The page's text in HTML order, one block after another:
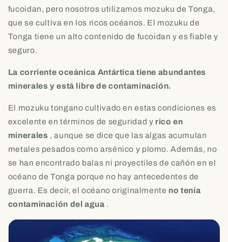
fucoidan, pero nosotros utilizamos mozuku de Tonga,
que se cultiva en los ricos océanos. El mozuku de
Tonga tiene un alto contenido de fucoidan y es fiable y
seguro.
La corriente oceánica Antártica tiene abundantes
minerales y está libre de contaminación.
El mozuku tongano cultivado en estas condiciones es
excelente en términos de seguridad y rico en
minerales , aunque se dice que las algas acumulan
metales pesados ​​como arsénico y plomo. Además, no
se han encontrado balas ni proyectiles de cañón en el
océano de Tonga porque no hay antecedentes de
guerra. Es decir, el océano originalmente no tenía
contaminación del agua .